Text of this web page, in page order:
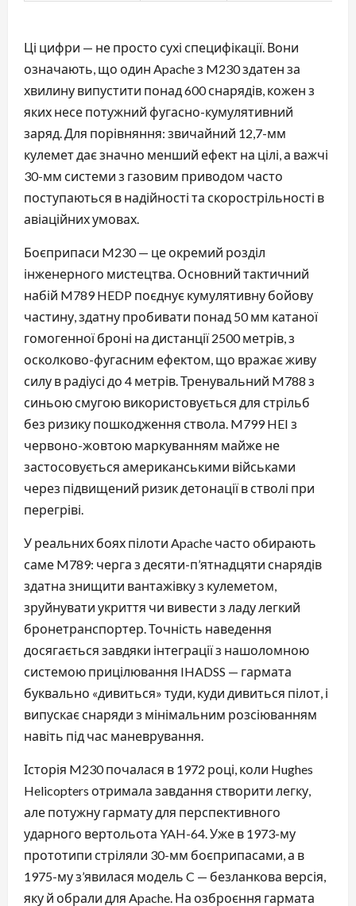
Ці цифри — не просто сухі специфікації. Вони
означають, що один Apache з M230 здатен за
хвилину випустити понад 600 снарядів, кожен з
яких несе потужний фугасно-кумулятивний
заряд. Для порівняння: звичайний 12,7-мм
кулемет дає значно менший ефект на цілі, а важчі
30-мм системи з газовим приводом часто
поступаються в надійності та скорострільності в
авіаційних умовах.
Боєприпаси M230 — це окремий розділ
інженерного мистецтва. Основний тактичний
набій M789 HEDP поєднує кумулятивну бойову
частину, здатну пробивати понад 50 мм катаної
гомогенної броні на дистанції 2500 метрів, з
осколково-фугасним ефектом, що вражає живу
силу в радіусі до 4 метрів. Тренувальний M788 з
синьою смугою використовується для стрільб
без ризику пошкодження ствола. M799 HEI з
червоно-жовтою маркуванням майже не
застосовується американськими військами
через підвищений ризик детонації в стволі при
перегріві.
У реальних боях пілоти Apache часто обирають
саме M789: черга з десяти-п’ятнадцяти снарядів
здатна знищити вантажівку з кулеметом,
зруйнувати укриття чи вивести з ладу легкий
бронетранспортер. Точність наведення
досягається завдяки інтеграції з нашоломною
системою прицілювання IHADSS — гармата
буквально «дивиться» туди, куди дивиться пілот, і
випускає снаряди з мінімальним розсіюванням
навіть під час маневрування.
Історія M230 почалася в 1972 році, коли Hughes
Helicopters отримала завдання створити легку,
але потужну гармату для перспективного
ударного вертольота YAH-64. Уже в 1973-му
прототипи стріляли 30-мм боєприпасами, а в
1975-му з’явилася модель C — безланкова версія,
яку й обрали для Apache. На озброєння гармата